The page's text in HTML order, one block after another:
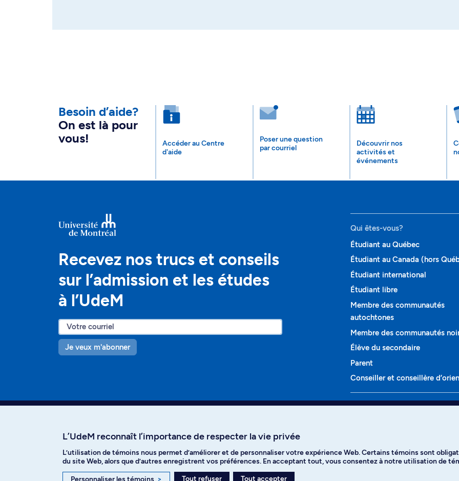
Besoin d’aide?
On est là pour
vous!
Accéder au Centre
d'aide
Poser une question
par courriel
Découvrir nos
activités et
événements
Recevez nos trucs et conseils
sur l’admission et les études
à l’UdeM
Je veux m'abonner
Qui êtes-vous?
Étudiant au Québec
Étudiant au Canada (hors
Étudiant international
Étudiant libre
Membre des communautés
autochtones
Membre des communautés
Élève du secondaire
Parent
Conseiller et conseillère
Programmes et cours
Facebook Instagram TikTok YouTube Spotify
L’UdeM reconnaît l’importance de respecter la vie privée
L’utilisation de témoins nous permet d’améliorer et de personnaliser votre expérience Web. Certains témoins sont
du site Web, alors que d’autres enregistrent vos préférences. En acceptant tout, vous consentez à notre utilisation de
Personnaliser les témoins > Tout refuser Tout accepter